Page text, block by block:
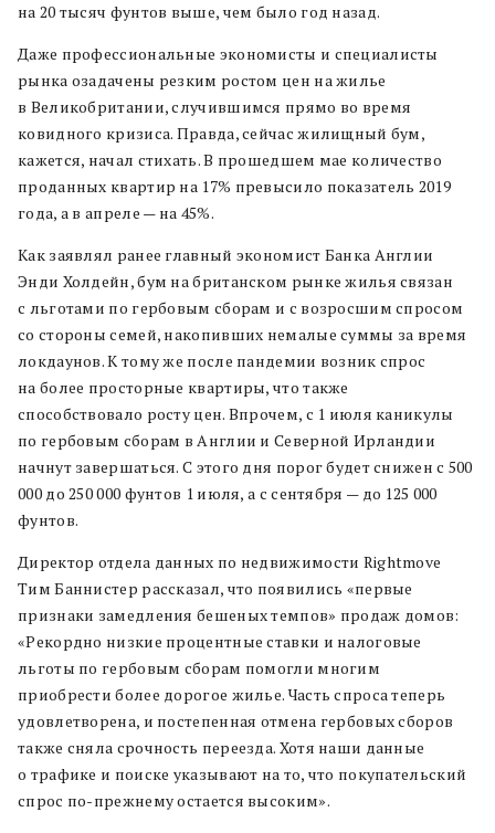
на 20 тысяч фунтов выше, чем было год назад.
Даже профессиональные экономисты и специалисты
рынка озадачены резким ростом цен на жилье
в Великобритании, случившимся прямо во время
ковидного кризиса. Правда, сейчас жилищный бум,
кажется, начал стихать. В прошедшем мае количество
проданных квартир на 17% превысило показатель 2019
года, а в апреле — на 45%.
Как заявлял ранее главный экономист Банка Англии
Энди Холдейн, бум на британском рынке жилья связан
с льготами по гербовым сборам и с возросшим спросом
со стороны семей, накопивших немалые суммы за время
локдаунов. К тому же после пандемии возник спрос
на более просторные квартиры, что также
способствовало росту цен. Впрочем, с 1 июля каникулы
по гербовым сборам в Англии и Северной Ирландии
начнут завершаться. С этого дня порог будет снижен с 500
000 до 250 000 фунтов 1 июля, а с сентября — до 125 000
фунтов.
Директор отдела данных по недвижимости Rightmove
Тим Баннистер рассказал, что появились «первые
признаки замедления бешеных темпов» продаж домов:
«Рекордно низкие процентные ставки и налоговые
льготы по гербовым сборам помогли многим
приобрести более дорогое жилье. Часть спроса теперь
удовлетворена, и постепенная отмена гербовых сборов
также сняла срочность переезда. Хотя наши данные
о трафике и поиске указывают на то, что покупательский
спрос по-прежнему остается высоким».